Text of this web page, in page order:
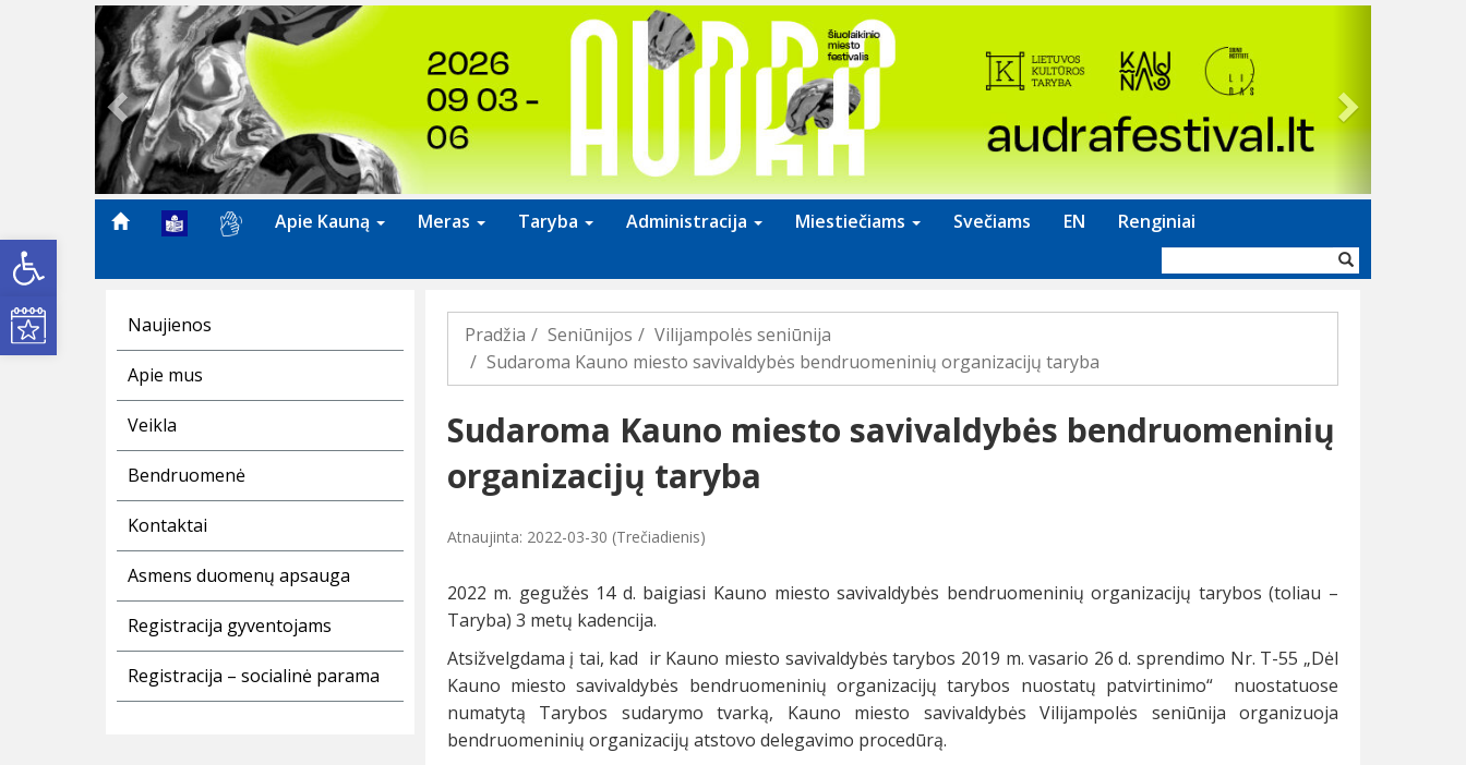
Open toolbar
Kultūros renginiai
Previous
Apie Kauną Meras Taryba Administracija Miestiečiams Svečiams EN Renginiai
forma
Naujienos
Apie mus
Veikla
Bendruomenė
Kontaktai
Asmens duomenų apsauga
Registracija gyventojams
Registracija – socialinė parama
Pradžia Seniūnijos
Vilijampolės seniūnija
Sudaroma Kauno miesto savivaldybės bendruomeninių organizacijų taryba
Sudaroma Kauno miesto savivaldybės bendruomeninių
organizacijų taryba
Atnaujinta: 2022-03-30 (Trečiadienis)
2022 m. gegužės 14 d. baigiasi Kauno miesto savivaldybės bendruomeninių organizacijų tarybos (toliau –
Taryba) 3 metų kadencija.
Atsižvelgdama į tai, kad ir Kauno miesto savivaldybės tarybos 2019 m. vasario 26 d. sprendimo Nr. T-55 „Dėl
Kauno miesto savivaldybės bendruomeninių organizacijų tarybos nuostatų patvirtinimo“ nuostatuose
numatytą Tarybos sudarymo tvarką, Kauno miesto savivaldybės Vilijampolės seniūnija organizuoja
bendruomeninių organizacijų atstovo delegavimo procedūrą.